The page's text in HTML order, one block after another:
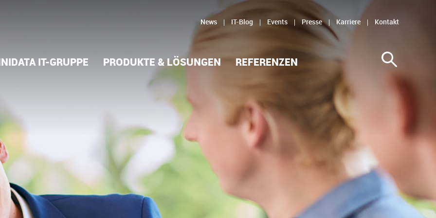
News IT-Blog Events Presse Karriere Kontakt
IT-GRUPPE PRODUKTE & LÖSUNGEN REFERENZEN